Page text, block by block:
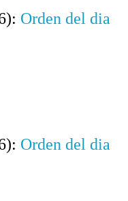
Orden del dia
Barrika.
Orden del dia
Berriatua.